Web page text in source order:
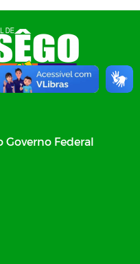
Governo Federal